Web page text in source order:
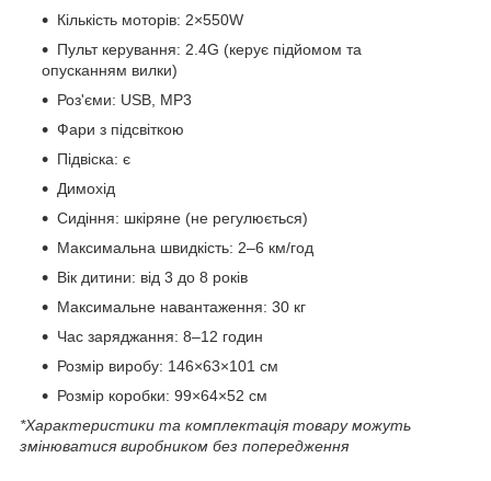
Кількість моторів: 2×550W
Пульт керування: 2.4G (керує підйомом та
опусканням вилки)
Роз'єми: USB, MP3
Фари з підсвіткою
Підвіска: є
Димохід
Сидіння: шкіряне (не регулюється)
Максимальна швидкість: 2–6 км/год
Вік дитини: від 3 до 8 років
Максимальне навантаження: 30 кг
Час заряджання: 8–12 годин
Розмір виробу: 146×63×101 см
Розмір коробки: 99×64×52 см
*Характеристики та комплектація товару можуть
змінюватися виробником без попередження